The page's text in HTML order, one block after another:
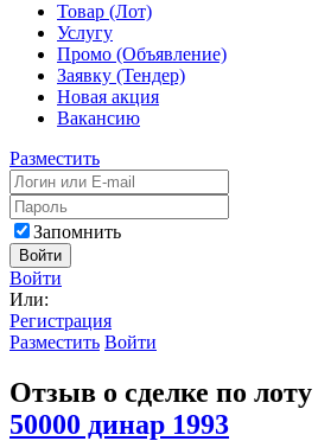
Товар (Лот)
Услугу
Промо (Объявление)
Заявку (Тендер)
Новая акция
Вакансию
Разместить
Запомнить
Войти
Войти
Или:
Регистрация
Разместить Войти
Отзыв о сделке по лоту
50000 динар 1993